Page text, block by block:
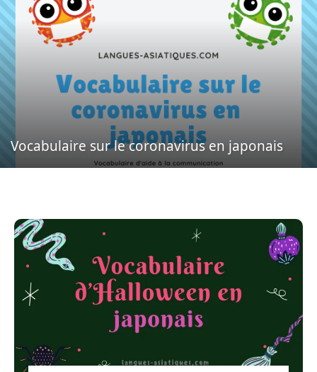
Vocabulaire sur le coronavirus en japonais